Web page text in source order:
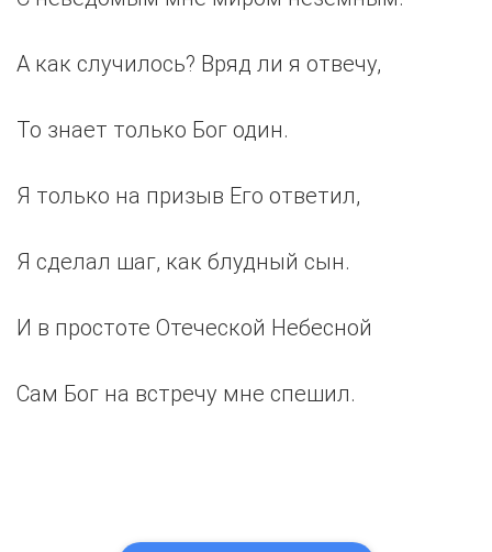
А как случилось? Вряд ли я отвечу,
То знает только Бог один.
Я только на призыв Его ответил,
Я сделал шаг, как блудный сын.
И в простоте Отеческой Небесной
Сам Бог на встречу мне спешил.